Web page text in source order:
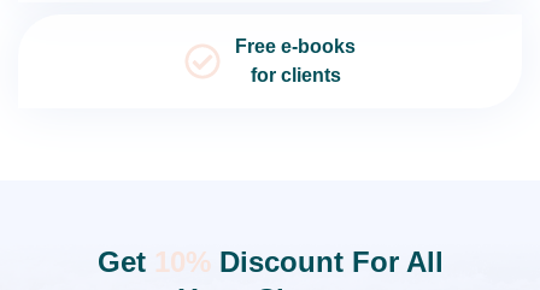
Free e-books
for clients
Get 10% Discount For All